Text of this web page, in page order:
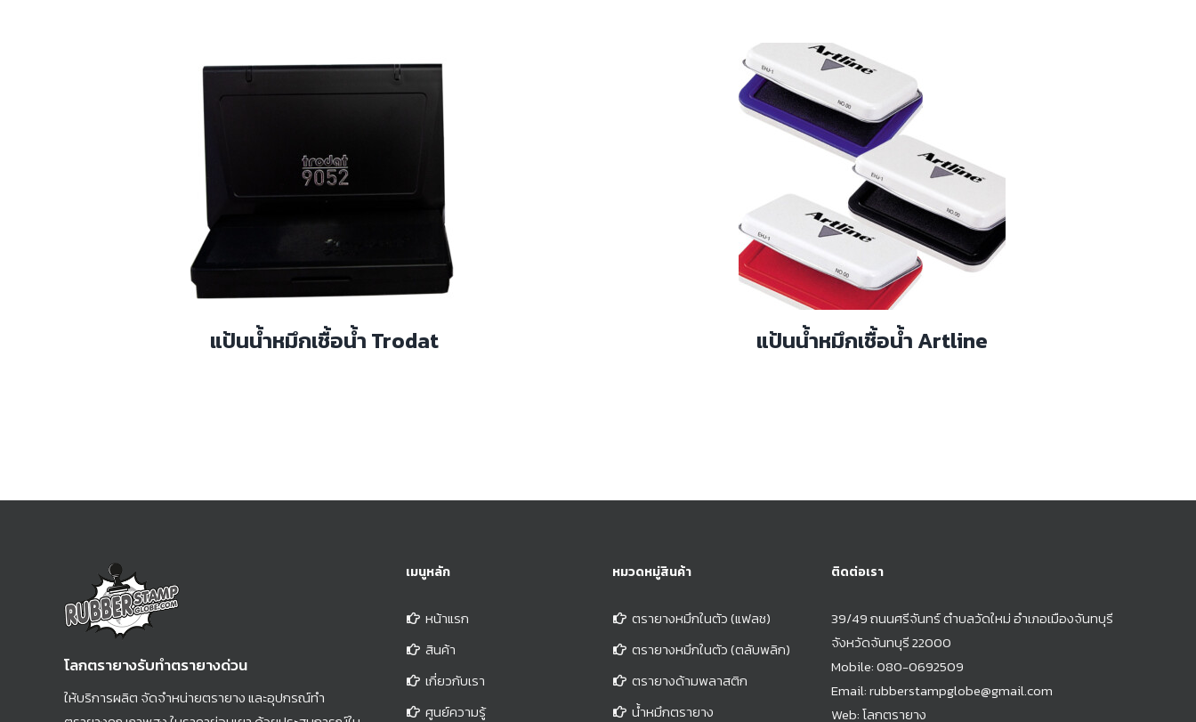
แป้นน้ำหมึกเชื้อน้ำ Trodat แป้นน้ำหมึกเชื้อน้ำ Artline
โลกตรายางรับทำตรายางด่วน
ให้บริการผลิต จัดจำหน่ายตรายาง และอุปกรณ์ทำ
เมนูหลัก
หน้าแรก
สินค้า
เกี่ยวกับเรา
ศูนย์ความรู้
หมวดหมู่สินค้า
ตรายางหมึกในตัว (แฟลช)
ตรายางหมึกในตัว (ตลับพลิก)
ตรายางด้ามพลาสติก
น้ำหมึกตรายาง
ติดต่อเรา
39/49 ถนนศรีจันทร์ ตำบลวัดใหม่ อำเภอเมืองจันทบุรี
จังหวัดจันทบุรี 22000
Mobile:080-0692509
Email:rubberstampglobe@gmail.com
Web:โลกตรายาง